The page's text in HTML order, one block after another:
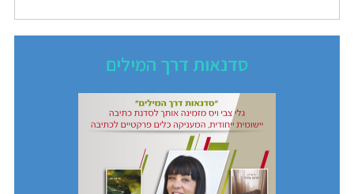
סדנאות דרך המילים